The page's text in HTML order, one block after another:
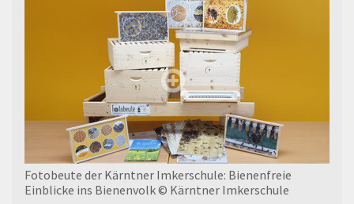
Fotobeute der Kärntner Imkerschule: Bienenfreie
Einblicke ins Bienenvolk© Kärntner Imkerschule